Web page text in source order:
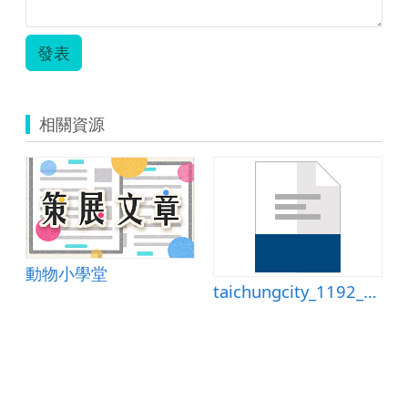
發表
相關資源
動物小學堂
taichungcity_1192_資訊種子語文科教學設計by康軒版六上第十課陳思三帖.doc